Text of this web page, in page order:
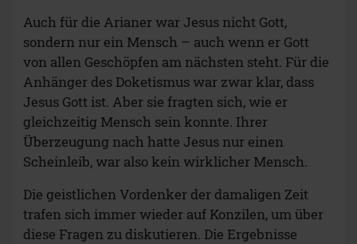
Auch für die Arianer war Jesus nicht Gott,
sondern nur ein Mensch – auch wenn er Gott
von allen Geschöpfen am nächsten steht. Für die
Anhänger des Doketismus war zwar klar, dass
Jesus Gott ist. Aber sie fragten sich, wie er
gleichzeitig Mensch sein konnte. Ihrer
Überzeugung nach hatte Jesus nur einen
Scheinleib, war also kein wirklicher Mensch.
Die geistlichen Vordenker der damaligen Zeit
trafen sich immer wieder auf Konzilen, um über
diese Fragen zu diskutieren. Die Ergebnisse